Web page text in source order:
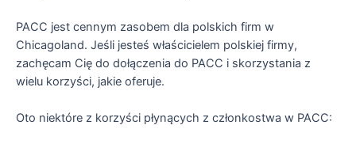
PACC jest cennym zasobem dla polskich firm w
Chicagoland. Jeśli jesteś właścicielem polskiej firmy,
zachęcam Cię do dołączenia do PACC i skorzystania z
wielu korzyści, jakie oferuje.
Oto niektóre z korzyści płynących z członkostwa w PACC: